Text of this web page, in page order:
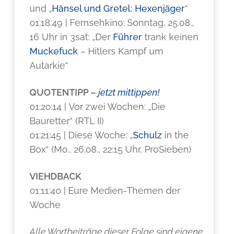
und „Hänsel und Gretel: Hexenjäger“
01:18:49 | Fernsehkino: Sonntag, 25.08.,
16 Uhr in 3sat: „Der Führer trank keinen
Muckefuck – Hitlers Kampf um
Autarkie“
QUOTENTIPP –jetzt mittippen!
01:20:14 | Vor zwei Wochen: „Die
Bauretter“ (RTL II)
01:21:45 | Diese Woche: „Schulz in the
Box“ (Mo., 26.08., 22:15 Uhr, ProSieben)
VIEHDBACK
01:11:40 | Eure Medien-Themen der
Woche
Alle Wortbeiträge dieser Folge sind eigene